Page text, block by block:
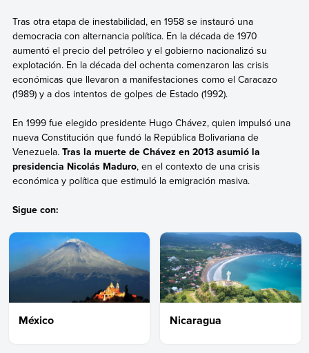
Tras otra etapa de inestabilidad, en 1958 se instauró una
democracia con alternancia política. En la década de 1970
aumentó el precio del petróleo y el gobierno nacionalizó su
explotación. En la década del ochenta comenzaron las crisis
económicas que llevaron a manifestaciones como el Caracazo
(1989) y a dos intentos de golpes de Estado (1992).
En 1999 fue elegido presidente Hugo Chávez, quien impulsó una
nueva Constitución que fundó la República Bolivariana de
Venezuela. Tras la muerte de Chávez en 2013 asumió la
presidencia Nicolás Maduro, en el contexto de una crisis
económica y política que estimuló la emigración masiva.
Sigue con:
México Nicaragua